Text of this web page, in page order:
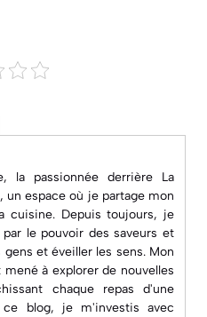
la passionnée derrière La
, un espace où je partage mon
cuisine. Depuis toujours, je
le pouvoir des saveurs et
et éveiller les sens. Mon
à explorer de nouvelles
chaque repas d'une
ce blog, je m'investis avec